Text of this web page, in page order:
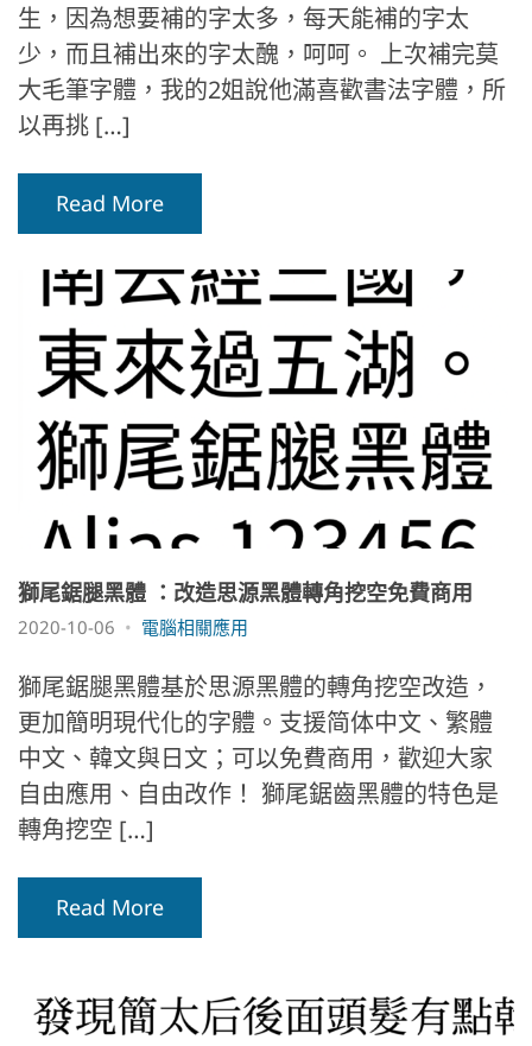
生，因為想要補的字太多，每天能補的字太
少，而且補出來的字太醜，呵呵。 上次補完莫
大毛筆字體，我的2姐說他滿喜歡書法字體，所
以再挑 […]
Read More
獅尾鋸腿黑體 ：改造思源黑體轉角挖空免費商用
2020-10-06 電腦相關應用
獅尾鋸腿黑體基於思源黑體的轉角挖空改造，
更加簡明現代化的字體。支援简体中文、繁體
中文、韓文與日文；可以免費商用，歡迎大家
自由應用、自由改作！ 獅尾鋸齒黑體的特色是
轉角挖空 […]
Read More